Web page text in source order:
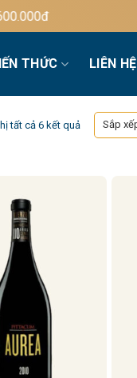
THỨC LIÊN HỆ
tất cả 6 kết quảĐã
sắp